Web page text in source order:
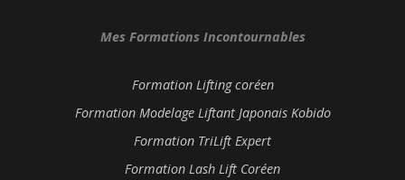
Mes Formations Incontournables
Formation Lifting coréen
Formation Modelage Liftant Japonais Kobido
Formation TriLift Expert
Formation Lash Lift Coréen